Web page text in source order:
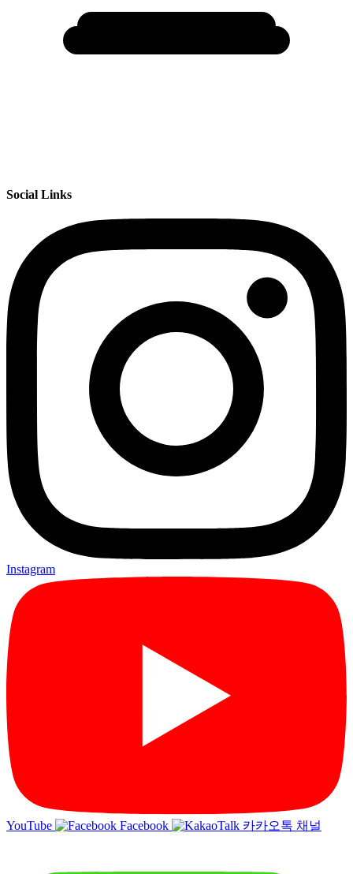
Social Links
Instagram
YouTube Facebook 카카오톡 채널